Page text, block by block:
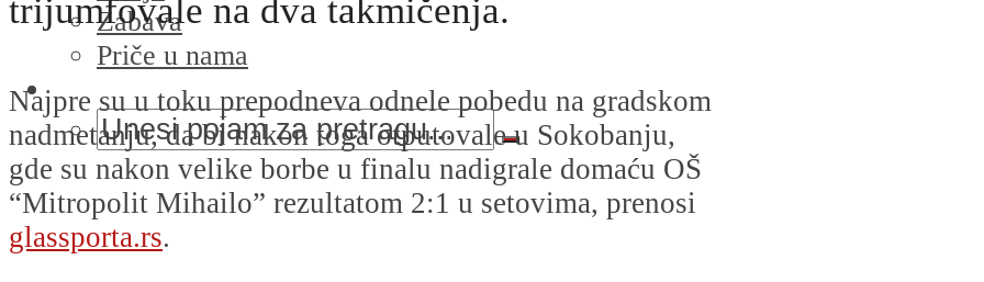
Zabava
Priče u nama
trijumfovale na dva takmičenja.
Najpre su u toku prepodneva odnele pobedu na gradskom
nadmetanju, da bi nakon toga otputovale u Sokobanju,
gde su nakon velike borbe u finalu nadigrale domaću OŠ
“Mitropolit Mihailo” rezultatom 2:1 u setovima, prenosi
glassporta.rs.